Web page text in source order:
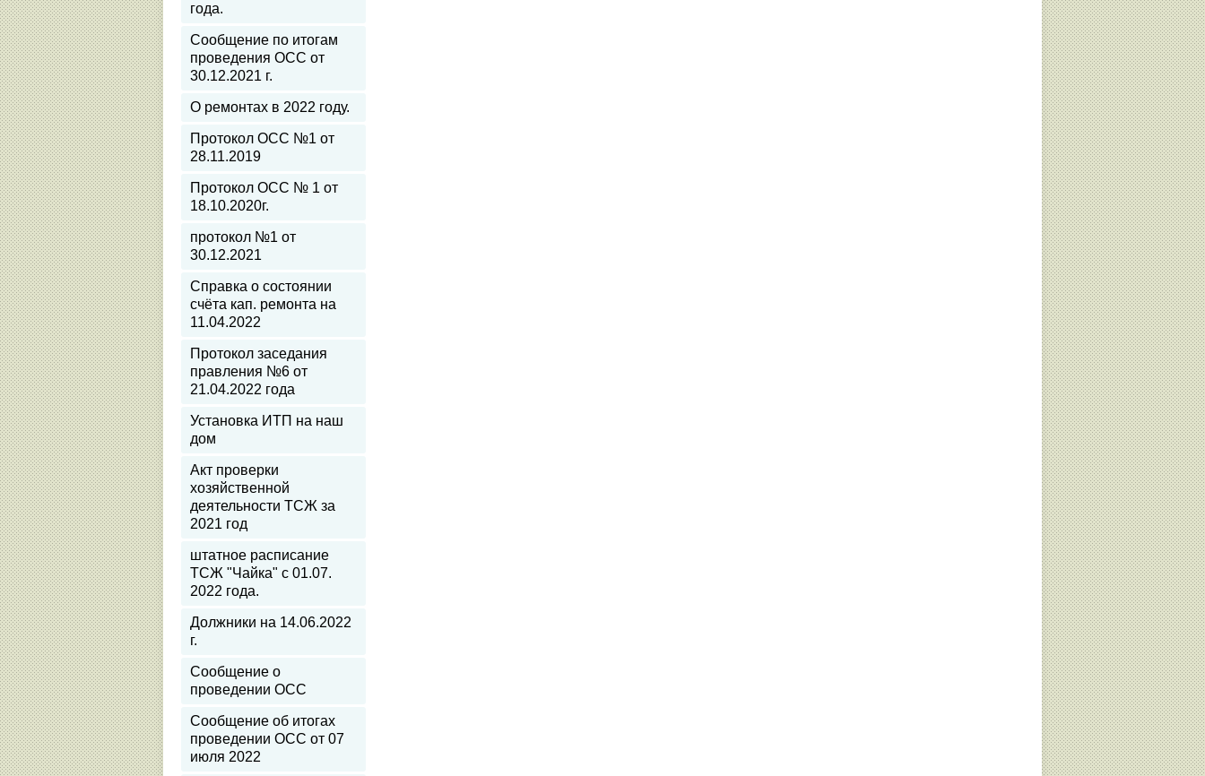
года.
Сообщение по итогам
проведения ОСС от
30.12.2021 г.
О ремонтах в 2022 году.
Протокол ОСС №1 от
28.11.2019
Протокол ОСС № 1 от
18.10.2020г.
протокол №1 от
30.12.2021
Справка о состоянии
счёта кап. ремонта на
11.04.2022
Протокол заседания
правления №6 от
21.04.2022 года
Установка ИТП на наш
дом
Акт проверки
хозяйственной
деятельности ТСЖ за
2021 год
штатное расписание
ТСЖ "Чайка" с 01.07.
2022 года.
Должники на 14.06.2022
г.
Сообщение о
проведении ОСС
Сообщение об итогах
проведении ОСС от 07
июля 2022